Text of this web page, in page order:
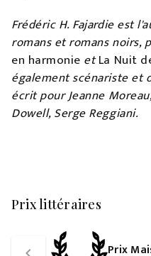
Frédéric H. Fajardie est
romans et romans noirs,
en harmonie etLa Nuit
également scénariste et
écrit pour Jeanne
Dowell, Serge Reggiani.
Prix littéraires
Prix